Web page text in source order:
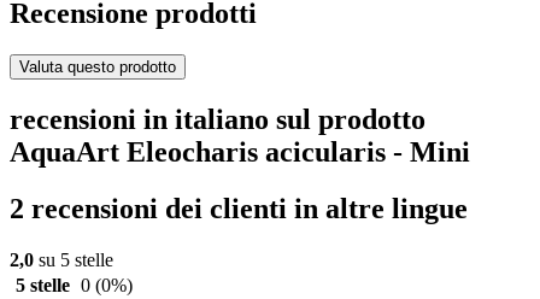
Recensione prodotti
Valuta questo prodotto
recensioni in italiano sul prodotto
AquaArt Eleocharis acicularis - Mini
2 recensioni dei clienti in altre lingue
2,0 su 5 stelle
5 stelle 0 (0%)